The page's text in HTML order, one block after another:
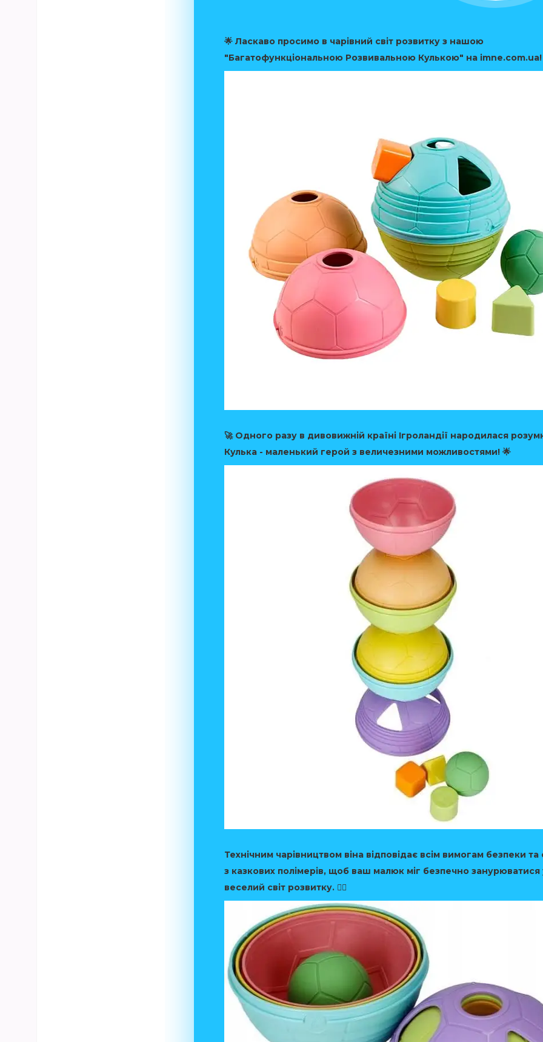
🌟 Ласкаво просимо в чарівний світ розвитку з нашою
"Багатофункціональною Розвивальною Кулькою" на
🚀 Одного разу в дивовижній країні Ігроландії народилася
Кулька - маленький герой з величезними можливостями! 🌟
Технічним чарівництвом віна відповідає всім вимогам безпеки
з казкових полімерів, щоб ваш малюк міг безпечно занурюватися
веселий світ розвитку. 🧚‍♂️